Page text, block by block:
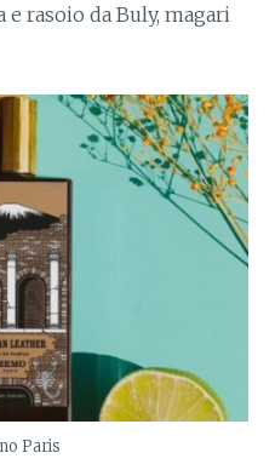
rasoio da Buly, magari
Paris